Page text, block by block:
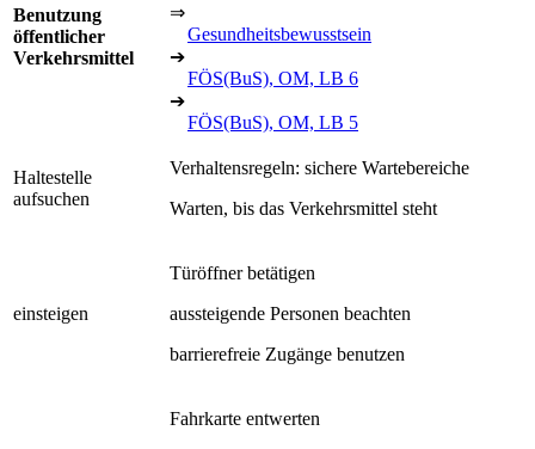
Benutzung
öffentlicher
Verkehrsmittel
⇒
Gesundheitsbewusstsein
➔
FÖS(BuS), OM, LB 6
➔
FÖS(BuS), OM, LB 5
Haltestelle
aufsuchen
Verhaltensregeln: sichere Wartebereiche
Warten, bis das Verkehrsmittel steht
einsteigen
Türöffner betätigen
aussteigende Personen beachten
barrierefreie Zugänge benutzen
Fahrkarte entwerten